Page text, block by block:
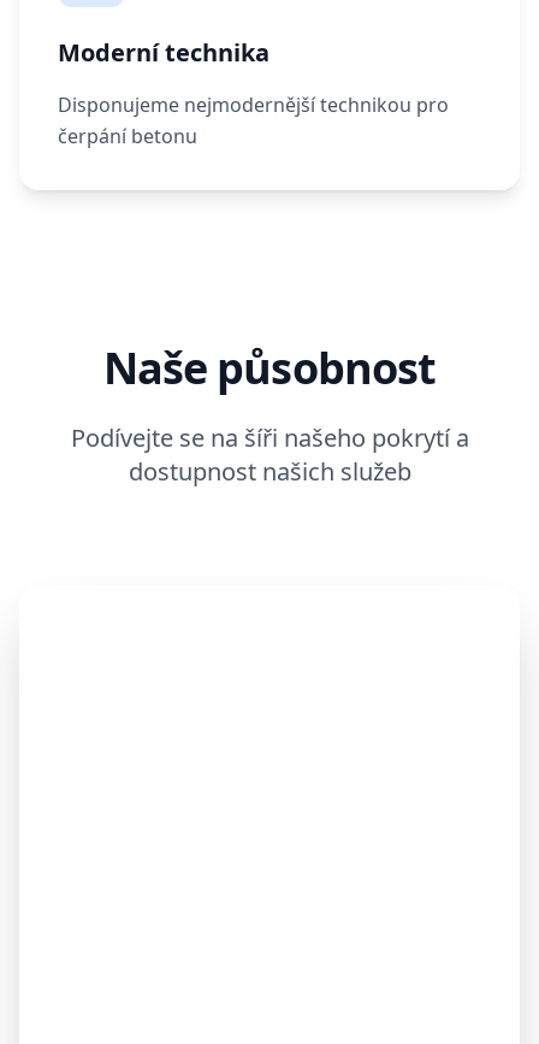
Moderní technika
Disponujeme nejmodernější technikou pro
čerpání betonu
Naše působnost
Podívejte se na šíři našeho pokrytí a
dostupnost našich služeb